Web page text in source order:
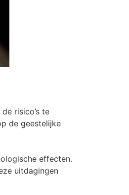
risico’s te
de geestelijke
effecten.
uitdagingen